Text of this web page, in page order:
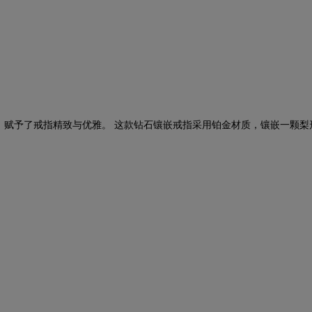
予了戒指精致与优雅。 这款钻石镶嵌戒指采用铂金材质，镶嵌一颗梨